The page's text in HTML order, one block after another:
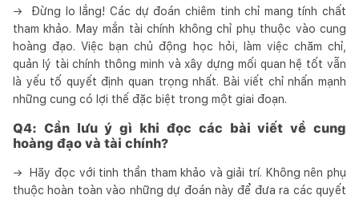
→ Đừng lo lắng! Các dự đoán chiêm tinh chỉ mang tính chất
tham khảo. May mắn tài chính không chỉ phụ thuộc vào cung
hoàng đạo. Việc bạn chủ động học hỏi, làm việc chăm chỉ,
quản lý tài chính thông minh và xây dựng mối quan hệ tốt vẫn
là yếu tố quyết định quan trọng nhất. Bài viết chỉ nhấn mạnh
những cung có lợi thế đặc biệt trong một giai đoạn.
Q4: Cần lưu ý gì khi đọc các bài viết về cung
hoàng đạo và tài chính?
→ Hãy đọc với tinh thần tham khảo và giải trí. Không nên phụ
thuộc hoàn toàn vào những dự đoán này để đưa ra các quyết